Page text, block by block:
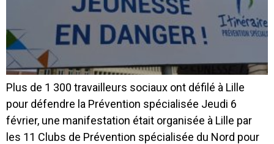
Plus de 1 300 travailleurs sociaux ont défilé à Lille
pour défendre la Prévention spécialisée Jeudi 6
février, une manifestation était organisée à Lille par
les 11 Clubs de Prévention spécialisée du Nord pour